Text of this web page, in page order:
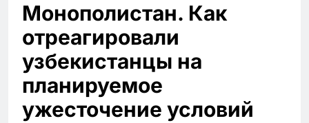
Монополистан. Как
отреагировали
узбекистанцы на
планируемое
ужесточение условий